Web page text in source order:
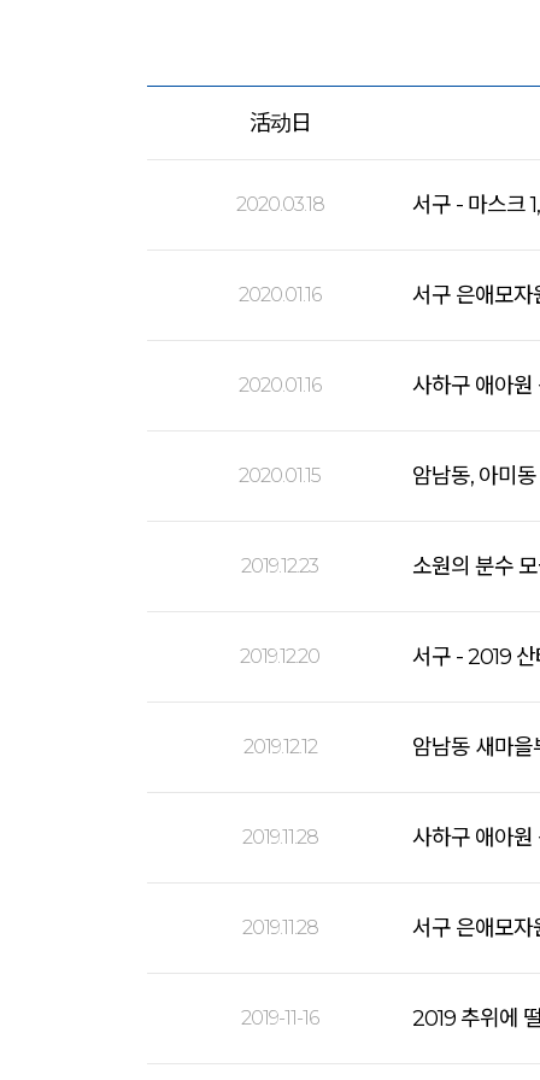
活动日
2020.03.18 서구 - 마스크
2020.01.16 서구 은애모자
2020.01.16 사하구 애아원
2020.01.15 암남동, 아미
2019.12.23 소원의 분수
2019.12.20 서구 - 2019
2019.12.12 암남동 새마
2019.11.28 사하구 애아원
2019.11.28 서구 은애모자
2019-11-16 2019 추위에